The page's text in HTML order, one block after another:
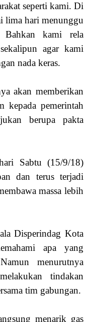
seperti kami. Di
lima hari menunggu
Bahkan kami rela
agar kami
nada keras.
akan memberikan
kepada pemerintah
berupa pakta
Sabtu (15/9/18)
dan terus terjadi
massa lebih
Disperindag Kota
apa yang
menurutnya
tindakan
tim gabungan.
menarik gas